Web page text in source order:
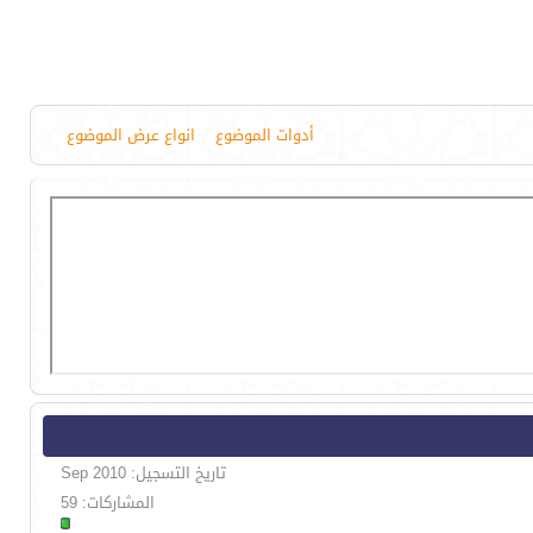
أدوات الموضوع انواع عرض الموضوع
تاريخ التسجيل: Sep 2010
المشاركات: 59